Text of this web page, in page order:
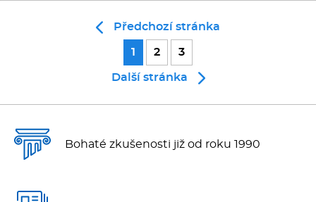
Předchozí stránka
1 2 3
Další stránka
Bohaté zkušenosti již od roku 1990